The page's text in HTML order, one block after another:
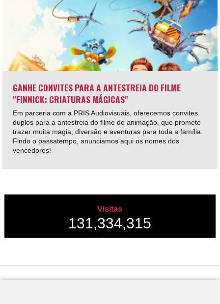
GANHE CONVITES PARA A ANTESTREIA DO FILME
"FINNICK: CRIATURAS MÁGICAS"
Em parceria com a PRIS Audiovisuais, oferecemos convites
duplos para a antestreia do filme de animação, que promete
trazer muita magia, diversão e aventuras para toda a família.
Findo o passatempo, anunciamos aqui os nomes dos
vencedores!
Visitas
131,334,315